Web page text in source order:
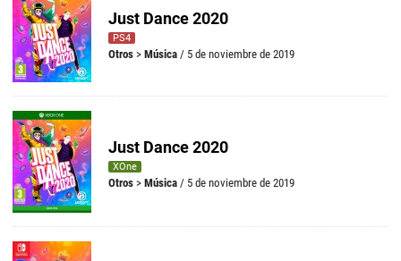
Just Dance 2020
PS4
Otros > Música / 5 de noviembre de 2019
Just Dance 2020
XOne
Otros > Música / 5 de noviembre de 2019